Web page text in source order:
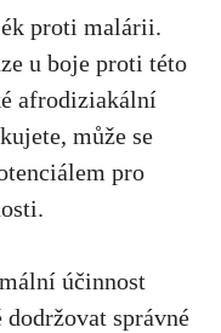
proti malárii.
u boje proti této
afrodiziakální
může se
pro
účinnost
správné